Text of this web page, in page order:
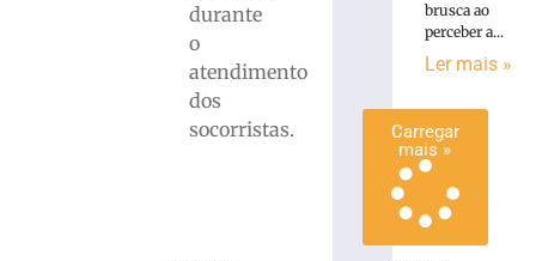
durante
o
atendimento
dos
socorristas.
Carregar
mais »
brusca ao
perceber a...
Ler mais »